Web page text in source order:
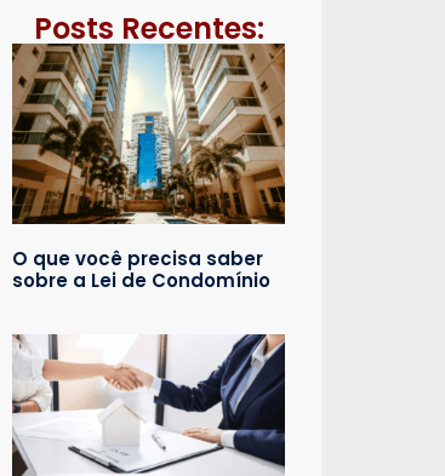
Posts Recentes:
O que você precisa saber
sobre a Lei de Condomínio